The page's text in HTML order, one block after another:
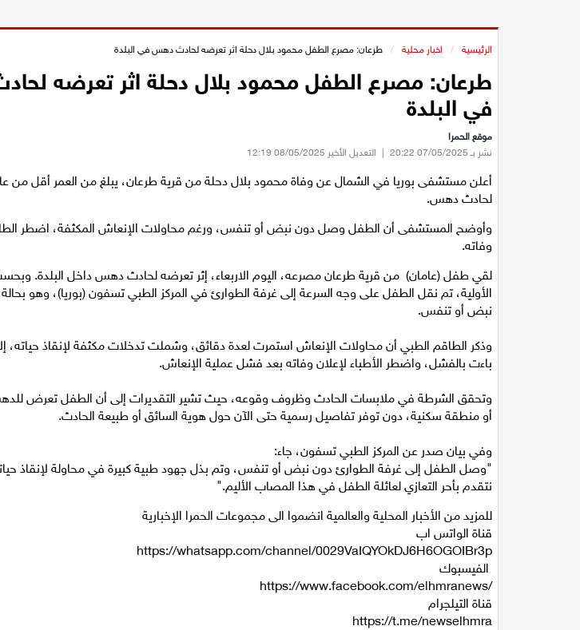
الرئيسية / اخبار محلية / طرعان: مصرع الطفل محمود بلال دحلة اثر تعرضه لحادث دهس في البلدة
طرعان: مصرع الطفل محمود بلال دحلة اثر تعرضه
في البلدة
موقع الحمرا
نشر بـ 07/05/2025 20:22
| التعديل الأخير 08/05/2025 12:19
أعلن مستشفى بوريا في الشمال عن وفاة محمود بلال دحلة من قرية طرعان، يبلغ من العمر أقل من
لحادث دهس.
وأوضح المستشفى أن الطفل وصل دون نبض أو تنفس، ورغم محاولات الإنعاش المكثفة، اضطر
وفاته.
لقي طفل (عامان) من قرية طرعان مصرعه، اليوم الاربعاء، إثر تعرضه لحادث دهس داخل البلدة.
الأولية، تم نقل الطفل على وجه السرعة إلى غرفة الطوارئ في المركز الطبي تسفون (بوريا)، وهو
نبض أو تنفس.
وذكر الطاقم الطبي أن محاولات الإنعاش استمرت لعدة دقائق، وشملت تدخلات مكثفة لإنقاذ حياته،
باءت بالفشل، واضطر الأطباء لإعلان وفاته بعد فشل عملية الإنعاش.
وتحقق الشرطة في ملابسات الحادث وظروف وقوعه، حيث تشير التقديرات إلى أن الطفل تعرض
أو منطقة سكنية، دون توفر تفاصيل رسمية حتى الآن حول هوية السائق أو طبيعة الحادث.
وفي بيان صدر عن المركز الطبي تسفون، جاء:
"وصل الطفل إلى غرفة الطوارئ دون نبض أو تنفس، وتم بذل جهود طبية كبيرة في محاولة لإنقاذ
نتقدم بأحر التعازي لعائلة الطفل في هذا المصاب الأليم."
للمزيد من الأخبار المحلية والعالمية انضموا الى مجموعات الحمرا الإخبارية
قناة الواتس اب
https://whatsapp.com/channel/0029VaIQYOkDJ6H6OGOIBr3p
الفيسبوك
https://www.facebook.com/elhmranews/
قناة التيلجرام
https://t.me/newselhmra